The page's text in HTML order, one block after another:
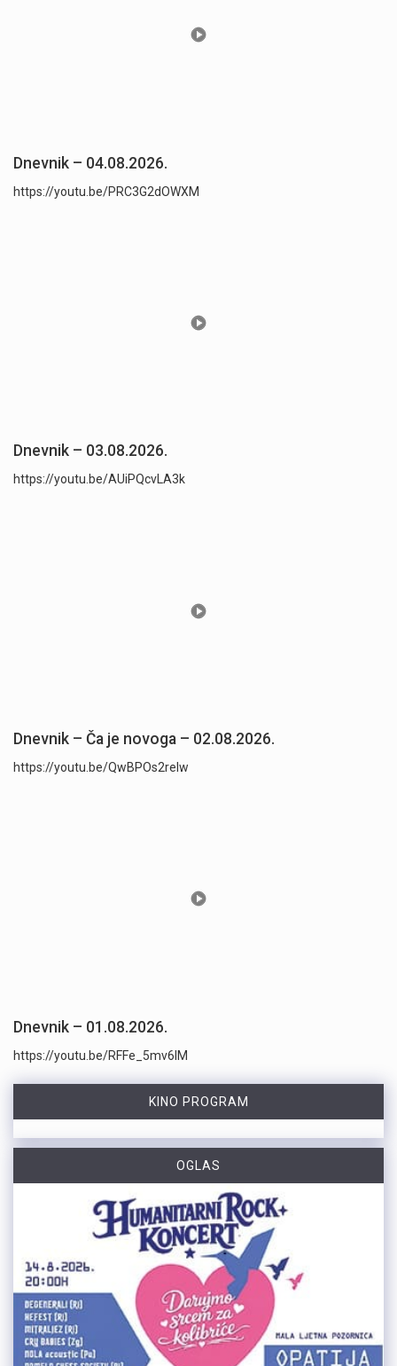
Dnevnik – 04.08.2026.
https://youtu.be/PRC3G2dOWXM
Dnevnik – 03.08.2026.
https://youtu.be/AUiPQcvLA3k
Dnevnik – Ča je novoga – 02.08.2026.
https://youtu.be/QwBPOs2reIw
Dnevnik – 01.08.2026.
https://youtu.be/RFFe_5mv6lM
KINO PROGRAM
OGLAS